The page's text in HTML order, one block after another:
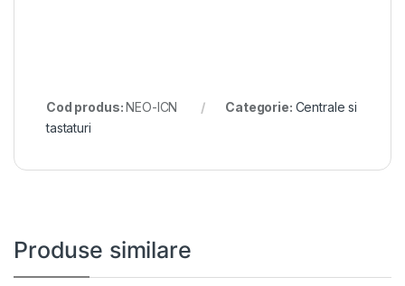
Cod produs:NEO-ICN Categorie: Centrale si
tastaturi
Produse similare